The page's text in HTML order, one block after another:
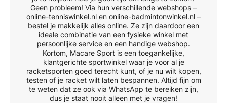
Geen probleem! Via hun verschillende webshops –
online-tenniswinkel.nl en online-badmintonwinkel.nl –
bestel je makkelijk alles online. Ze zijn daardoor een
ideale combinatie van een fysieke winkel met
persoonlijke service en een handige webshop.
Kortom, Macare Sport is een toegankelijke,
klantgerichte sportwinkel waar je voor al je
racketsporten goed terecht kunt, of je nu wilt kopen,
testen of je racket wilt laten bespannen. Altijd fijn om
te weten dat ze ook via WhatsApp te bereiken zijn,
dus je staat nooit alleen met je vragen!